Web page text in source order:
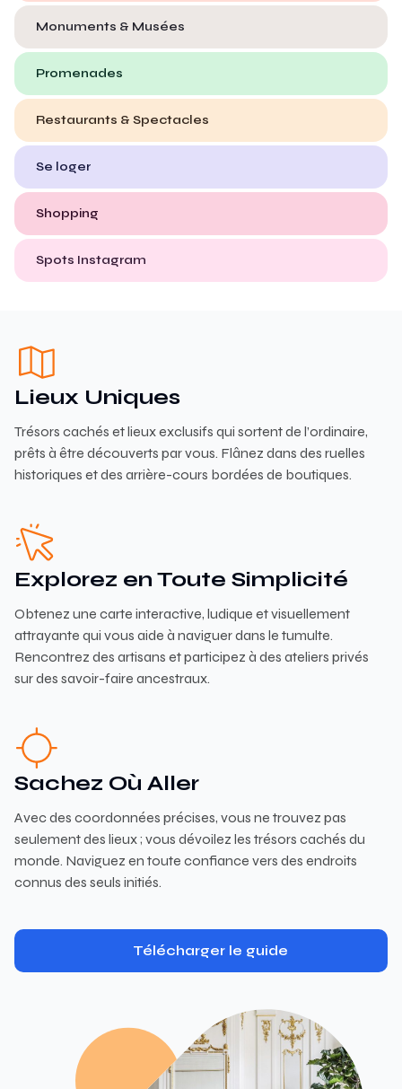
Monuments & Musées
Promenades
Restaurants & Spectacles
Se loger
Shopping
Spots Instagram
Lieux Uniques
Trésors cachés et lieux exclusifs qui sortent de l’ordinaire,
prêts à être découverts par vous. Flânez dans des ruelles
historiques et des arrière-cours bordées de boutiques.
Explorez en Toute Simplicité
Obtenez une carte interactive, ludique et visuellement
attrayante qui vous aide à naviguer dans le tumulte.
Rencontrez des artisans et participez à des ateliers privés
sur des savoir-faire ancestraux.
Sachez Où Aller
Avec des coordonnées précises, vous ne trouvez pas
seulement des lieux ; vous dévoilez les trésors cachés du
monde. Naviguez en toute confiance vers des endroits
connus des seuls initiés.
Télécharger le guide